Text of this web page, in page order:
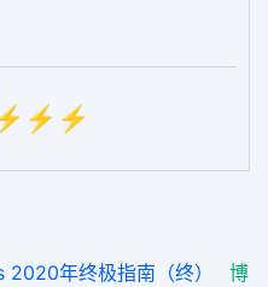
年终极指南（终）
博